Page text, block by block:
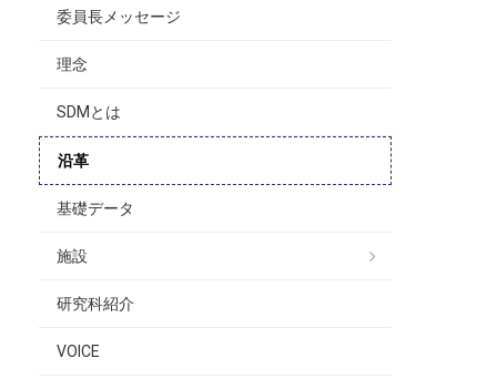
委員長メッセージ
理念
SDMとは
沿革
基礎データ
施設
研究科紹介
VOICE